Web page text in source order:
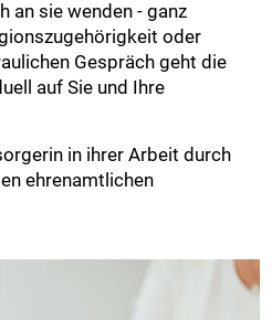
an sie wenden - ganz
oder
Gespräch geht die
auf Sie und Ihre
in ihrer Arbeit durch
ehrenamtlichen